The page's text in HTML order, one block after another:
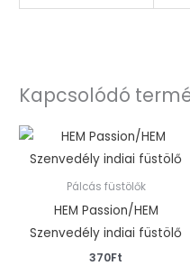
Kapcsolódó
Pálcás füstölők
HEM Passion/HEM
Szenvedély indiai füstölő
370Ft